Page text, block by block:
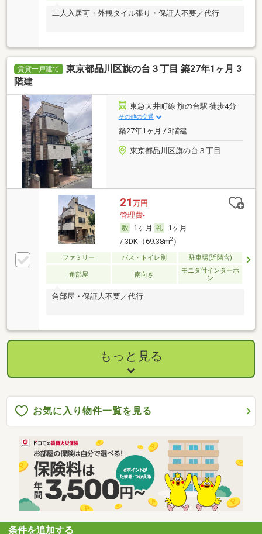
二人入居可・外観タイル張り・保証人不要／代行
賃貸一戸建て
東京都品川区旗の台３丁目 築27年1ヶ月 3
階建
東急大井町線 旗の台駅 徒歩4分
その他の交通
築27年1ヶ月 / 3階建
東京都品川区旗の台３丁目
21 万円
管理費-
1ヶ月
1ヶ月
/ 3DK（69.38m2）
ファミリー バス・トイレ別 駐車場(近隣含)
角部屋 南向き
モニタ付インターホ
ン
角部屋・保証人不要／代行
もっと見る
お気に入り物件一覧を見る
条件を追加する